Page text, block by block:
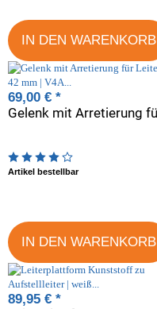
IN DEN WARENKORB
Artikelbewertung: 4 von 5 Sterne
69,00 € *
Artikel bestellbar
IN DEN WARENKORB
89,95 € *